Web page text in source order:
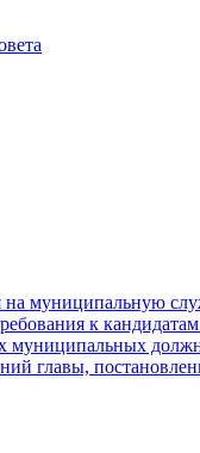
на муниципальную
к
муниципальных
главы,